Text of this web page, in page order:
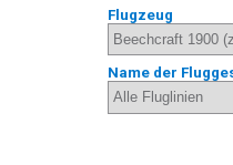
Flugzeug
Name der